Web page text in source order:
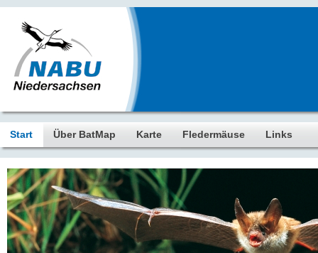
Start Über BatMap Karte Fledermäuse Links